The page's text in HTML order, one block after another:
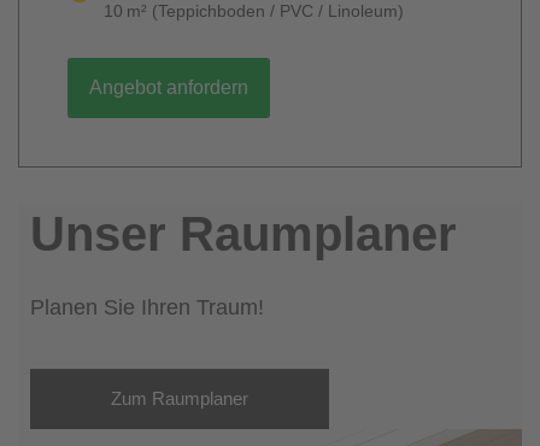
10 m² (Teppichboden / PVC / Linoleum)
Angebot anfordern
Unser Raumplaner
Planen Sie Ihren Traum!
Zum Raumplaner